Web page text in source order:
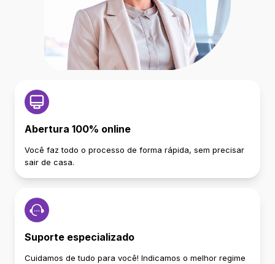
Abertura 100% online
Você faz todo o processo de forma rápida, sem precisar
sair de casa.
Suporte especializado
Cuidamos de tudo para você! Indicamos o melhor regime